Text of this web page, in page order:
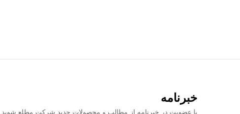
خبرنامه
با عضویت در خبرنامه از مطالب و محصولات جدید شرکت مطلع شوید.